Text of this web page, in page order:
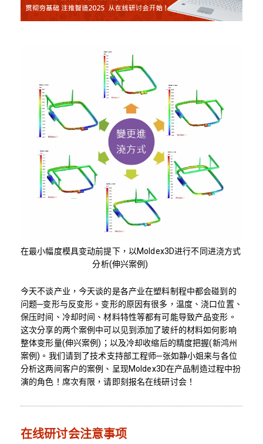
在最小幅度模具变动前提下，以Moldex3D进行不同进浇方式
分析(伸兴案例)
今天不谈产业，今天谈的是各产业在塑料制程中都会碰到的
问题─变形与反变形。变形的原因有很多，温度、浇口位置、
保压时间、冷却时间、材料特性等都有可能导致产品变形。
这次分享的两个案例中可以见到添加了玻纤的材料如何影响
整体变形量(伸兴案例)；以及冷却收缩后的精度把握(新鸿州
案例)。我们请到了技术支持部工程师─张如静小姐来与各位
分析这两间客户的案例、呈现Moldex3D在产品制造过程中扮
演的角色！席次有限，请即刻报名在线研讨会！
在线研讨会注意事项